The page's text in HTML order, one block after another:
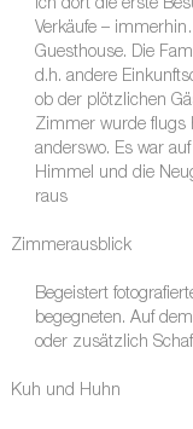
ich dort die erste
Verkäufe –
Guesthouse. Die
d.h. andere
ob der plötzlichen
Zimmer wurde flugs
anderswo. Es war
Himmel und die
raus
Zimmerausblick
Begeistert
begegneten. Auf
oder zusätzlich
Kuh und Huhn